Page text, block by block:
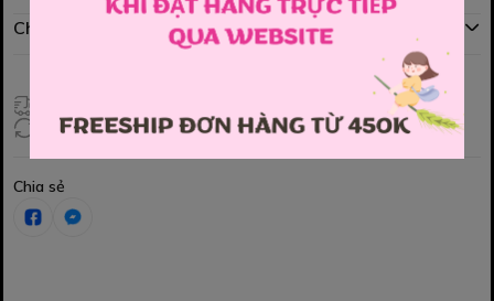
Chính sách đổi hàng
Đổi hàng 3 ngày (HCM), 7 ngày (Tỉnh)
Chia sẻ